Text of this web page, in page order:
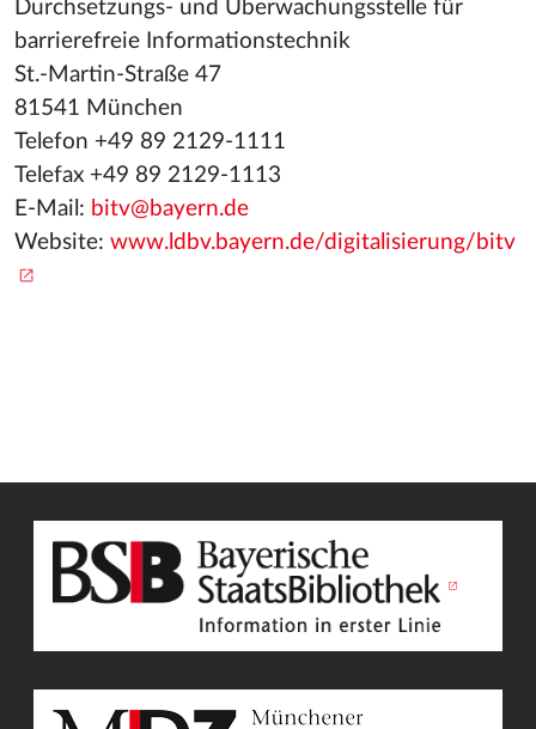
Durchsetzungs- und Überwachungsstelle für
barrierefreie Informationstechnik
St.-Martin-Straße 47
81541 München
Telefon +49 89 2129-1111
Telefax +49 89 2129-1113
E-Mail: bitv@bayern.de
Website: www.ldbv.bayern.de/digitalisierung/bitv